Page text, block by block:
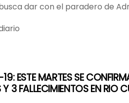
dar con el paradero de
ESTE MARTES SE
3 FALLECIMIENTOS EN RIO